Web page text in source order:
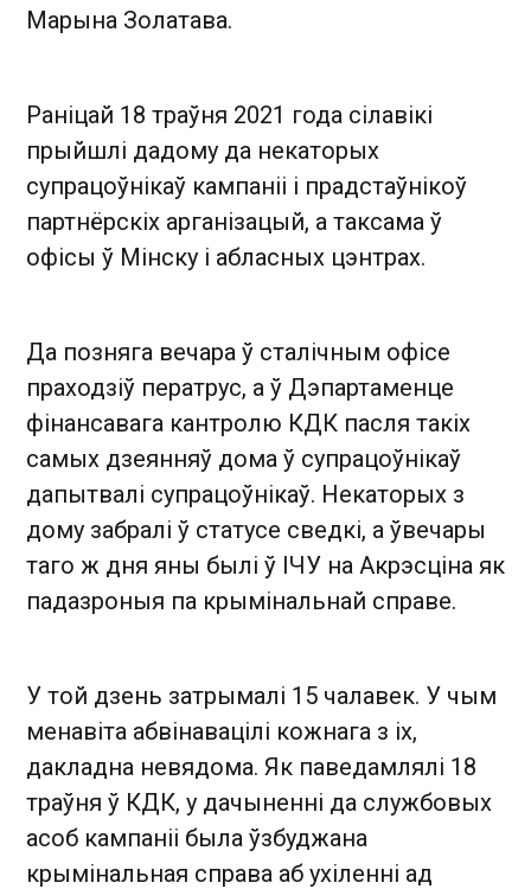
Марына Золатава.
Раніцай 18 траўня 2021 года сілавікі
прыйшлі дадому да некаторых
супрацоўнікаў кампаніі і прадстаўнікоў
партнёрскіх арганізацый, а таксама ў
офісы ў Мінску і абласных цэнтрах.
Да позняга вечара ў сталічным офісе
праходзіў ператрус, а ў Дэпартаменце
фінансавага кантролю КДК пасля такіх
самых дзеянняў дома ў супрацоўнікаў
дапытвалі супрацоўнікаў. Некаторых з
дому забралі ў статусе сведкі, а ўвечары
таго ж дня яны былі ў ІЧУ на Акрэсціна як
падазроныя па крымінальнай справе.
У той дзень затрымалі 15 чалавек. У чым
менавіта абвінавацілі кожнага з іх,
дакладна невядома. Як паведамлялі 18
траўня ў КДК, у дачыненні да службовых
асоб кампаніі была ўзбуджана
крымінальная справа аб ухіленні ад